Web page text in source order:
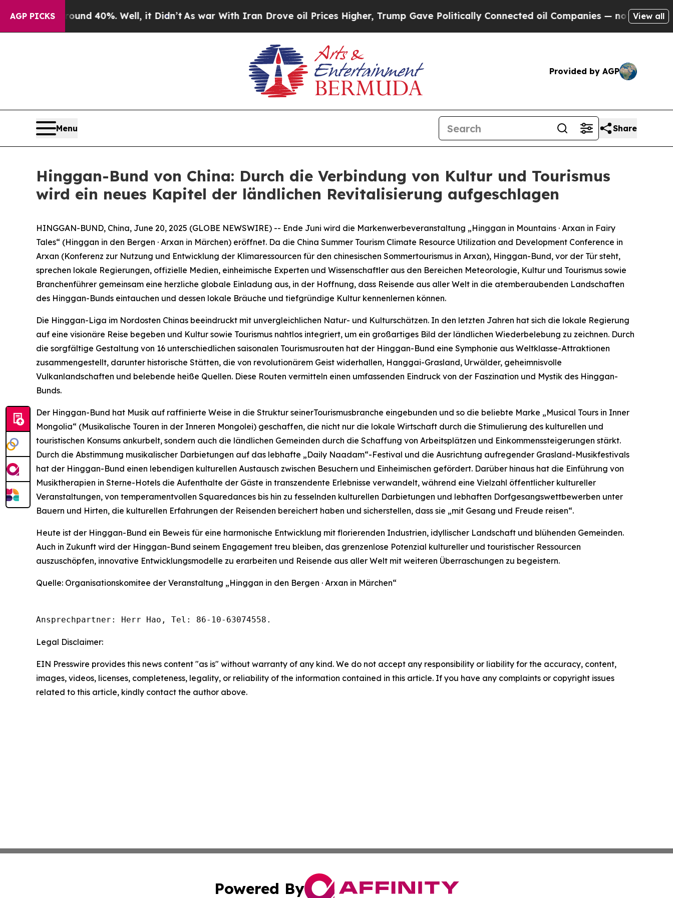
AGP PICKS
Around 40%. Well, it Didn’t As war With Iran Drove oil Prices Higher, Trump Gave Politically Connected oil Companies — not Taxpayers —
View all
Provided by AGP
Menu Share
Hinggan-Bund von China: Durch die Verbindung von Kultur und Tourismus
wird ein neues Kapitel der ländlichen Revitalisierung aufgeschlagen
HINGGAN-BUND, China, June 20, 2025 (GLOBE NEWSWIRE) -- Ende Juni wird die Markenwerbeveranstaltung „Hinggan in Mountains · Arxan in Fairy
Tales“ (Hinggan in den Bergen · Arxan in Märchen) eröffnet. Da die China Summer Tourism Climate Resource Utilization and Development Conference in
Arxan (Konferenz zur Nutzung und Entwicklung der Klimaressourcen für den chinesischen Sommertourismus in Arxan), Hinggan-Bund, vor der Tür steht,
sprechen lokale Regierungen, offizielle Medien, einheimische Experten und Wissenschaftler aus den Bereichen Meteorologie, Kultur und Tourismus sowie
Branchenführer gemeinsam eine herzliche globale Einladung aus, in der Hoffnung, dass Reisende aus aller Welt in die atemberaubenden Landschaften
des Hinggan-Bunds eintauchen und dessen lokale Bräuche und tiefgründige Kultur kennenlernen können.
Die Hinggan-Liga im Nordosten Chinas beeindruckt mit unvergleichlichen Natur- und Kulturschätzen. In den letzten Jahren hat sich die lokale Regierung
auf eine visionäre Reise begeben und Kultur sowie Tourismus nahtlos integriert, um ein großartiges Bild der ländlichen Wiederbelebung zu zeichnen. Durch
die sorgfältige Gestaltung von 16 unterschiedlichen saisonalen Tourismusrouten hat der Hinggan-Bund eine Symphonie aus Weltklasse-Attraktionen
zusammengestellt, darunter historische Stätten, die von revolutionärem Geist widerhallen, Hanggai-Grasland, Urwälder, geheimnisvolle
Vulkanlandschaften und belebende heiße Quellen. Diese Routen vermitteln einen umfassenden Eindruck von der Faszination und Mystik des Hinggan-
Bunds.
Der Hinggan-Bund hat Musik auf raffinierte Weise in die Struktur seinerTourismusbranche eingebunden und so die beliebte Marke „Musical Tours in Inner
Mongolia“ (Musikalische Touren in der Inneren Mongolei) geschaffen, die nicht nur die lokale Wirtschaft durch die Stimulierung des kulturellen und
touristischen Konsums ankurbelt, sondern auch die ländlichen Gemeinden durch die Schaffung von Arbeitsplätzen und Einkommenssteigerungen stärkt.
Durch die Abstimmung musikalischer Darbietungen auf das lebhafte „Daily Naadam“-Festival und die Ausrichtung aufregender Grasland-Musikfestivals
hat der Hinggan-Bund einen lebendigen kulturellen Austausch zwischen Besuchern und Einheimischen gefördert. Darüber hinaus hat die Einführung von
Musiktherapien in Sterne-Hotels die Aufenthalte der Gäste in transzendente Erlebnisse verwandelt, während eine Vielzahl öffentlicher kultureller
Veranstaltungen, von temperamentvollen Squaredances bis hin zu fesselnden kulturellen Darbietungen und lebhaften Dorfgesangswettbewerben unter
Bauern und Hirten, die kulturellen Erfahrungen der Reisenden bereichert haben und sicherstellen, dass sie „mit Gesang und Freude reisen“.
Heute ist der Hinggan-Bund ein Beweis für eine harmonische Entwicklung mit florierenden Industrien, idyllischer Landschaft und blühenden Gemeinden.
Auch in Zukunft wird der Hinggan-Bund seinem Engagement treu bleiben, das grenzenlose Potenzial kultureller und touristischer Ressourcen
auszuschöpfen, innovative Entwicklungsmodelle zu erarbeiten und Reisende aus aller Welt mit weiteren Überraschungen zu begeistern.
Quelle: Organisationskomitee der Veranstaltung „Hinggan in den Bergen · Arxan in Märchen“
Ansprechpartner: Herr Hao, Tel: 86-10-63074558.
Legal Disclaimer:
EIN Presswire provides this news content "as is" without warranty of any kind. We do not accept any responsibility or liability for the accuracy, content,
images, videos, licenses, completeness, legality, or reliability of the information contained in this article. If you have any complaints or copyright issues
related to this article, kindly contact the author above.
Powered By